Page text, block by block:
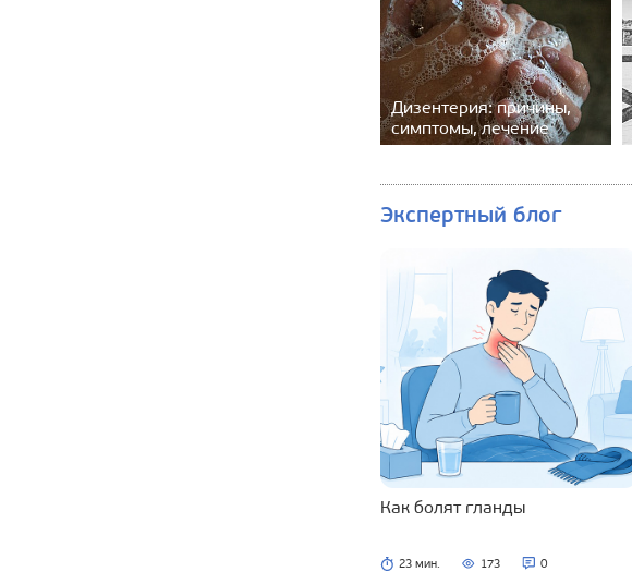
Дизентерия: причины,
симптомы, лечение
Экспертный блог
Как болят гланды
23 мин. 173 0